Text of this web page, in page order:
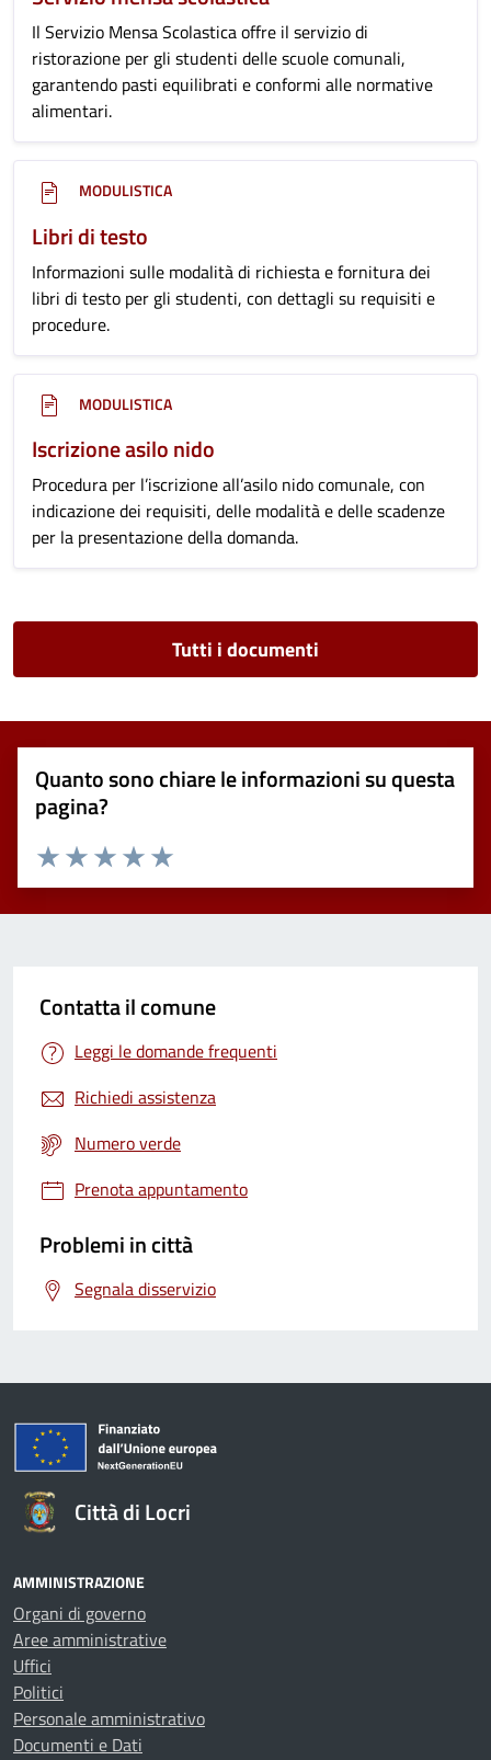
Il Servizio Mensa Scolastica offre il servizio di
ristorazione per gli studenti delle scuole comunali,
garantendo pasti equilibrati e conformi alle normative
alimentari.
MODULISTICA
Libri di testo
Informazioni sulle modalità di richiesta e fornitura dei
libri di testo per gli studenti, con dettagli su requisiti e
procedure.
MODULISTICA
Iscrizione asilo nido
Procedura per l’iscrizione all’asilo nido comunale, con
indicazione dei requisiti, delle modalità e delle scadenze
per la presentazione della domanda.
Tutti i documenti
Quanto sono chiare le informazioni su questa
pagina?
Valuta 5 stelle su 5
Valuta 4 stelle su 5
Valuta 3 stelle su 5
Valuta 2 stelle su 5
Valuta 1 stelle su 5
Contatta il comune
Leggi le domande frequenti
Richiedi assistenza
Numero verde
Prenota appuntamento
Problemi in città
Segnala disservizio
Città di Locri
AMMINISTRAZIONE
Organi di governo
Aree amministrative
Uffici
Politici
Personale amministrativo
Documenti e Dati